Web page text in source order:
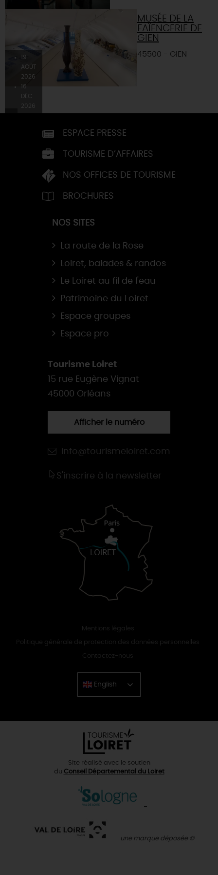
19
AOÛT
2026
16
DÉC
2026
MUSÉE DE LA
FAÏENCERIE DE
GIEN
45500 - GIEN
ESPACE PRESSE
TOURISME D’AFFAIRES
NOS OFFICES DE TOURISME
BROCHURES
NOS SITES
La route de la Rose
Loiret, balades & randos
Le Loiret au fil de l'eau
Patrimoine du Loiret
Espace groupes
Espace pro
Tourisme Loiret
15 rue Eugène Vignat
45000 Orléans
Afficher le numéro
info@tourismeloiret.com
S'inscrire à la newsletter
Mentions légales
Politique générale de protection des données personnelles
Contactez-nous
English
Chinese
Site réalisé avec le soutien
du Conseil Départemental du Loiret
une marque déposée ©